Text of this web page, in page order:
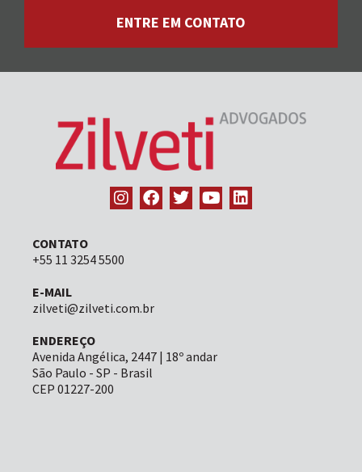
ENTRE EM CONTATO
CONTATO
+55 11 3254 5500
E-MAIL
zilveti@zilveti.com.br
ENDEREÇO
Avenida Angélica, 2447 | 18º andar
São Paulo - SP - Brasil
CEP 01227-200